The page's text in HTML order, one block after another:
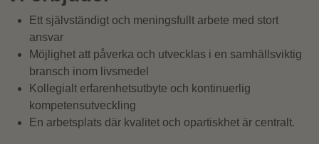
Ett självständigt och meningsfullt arbete med stort
ansvar
Möjlighet att påverka och utvecklas i en samhällsviktig
bransch inom livsmedel
Kollegialt erfarenhetsutbyte och kontinuerlig
kompetensutveckling
En arbetsplats där kvalitet och opartiskhet är centralt.